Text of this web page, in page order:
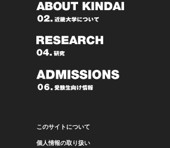
このサイトについて
個人情報の取り扱い